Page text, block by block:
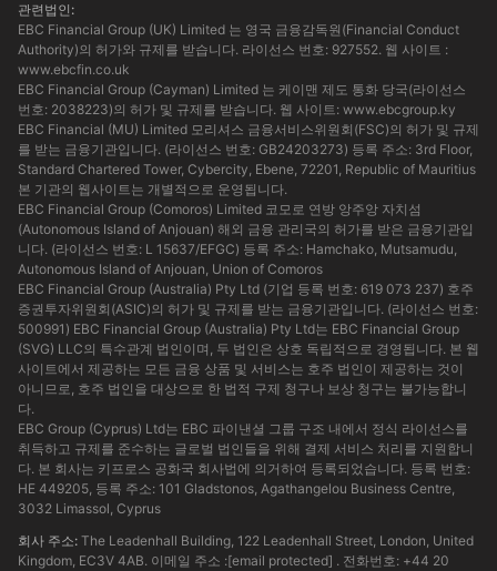
관련법인:
EBC Financial Group (UK) Limited 는 영국 금융감독원(Financial Conduct
Authority)의 허가와 규제를 받습니다. 라이선스 번호: 927552. 웹 사이트 :
www.ebcfin.co.uk
EBC Financial Group (Cayman) Limited 는 케이맨 제도 통화 당국(라이선스
번호: 2038223)의 허가 및 규제를 받습니다. 웹 사이트: www.ebcgroup.ky
EBC Financial (MU) Limited 모리셔스 금융서비스위원회(FSC)의 허가 및 규제
를 받는 금융기관입니다. (라이선스 번호: GB24203273) 등록 주소: 3rd Floor,
Standard Chartered Tower, Cybercity, Ebene, 72201, Republic of Mauritius
본 기관의 웹사이트는 개별적으로 운영됩니다.
EBC Financial Group (Comoros) Limited 코모로 연방 앙주앙 자치섬
(Autonomous Island of Anjouan) 해외 금융 관리국의 허가를 받은 금융기관입
니다. (라이선스 번호: L 15637/EFGC) 등록 주소: Hamchako, Mutsamudu,
Autonomous Island of Anjouan, Union of Comoros
EBC Financial Group (Australia) Pty Ltd (기업 등록 번호: 619 073 237) 호주
증권투자위원회(ASIC)의 허가 및 규제를 받는 금융기관입니다. (라이선스 번호:
500991) EBC Financial Group (Australia) Pty Ltd는 EBC Financial Group
(SVG) LLC의 특수관계 법인이며, 두 법인은 상호 독립적으로 경영됩니다. 본 웹
사이트에서 제공하는 모든 금융 상품 및 서비스는 호주 법인이 제공하는 것이
아니므로, 호주 법인을 대상으로 한 법적 구제 청구나 보상 청구는 불가능합니
다.
EBC Group (Cyprus) Ltd는 EBC 파이낸셜 그룹 구조 내에서 정식 라이선스를
취득하고 규제를 준수하는 글로벌 법인들을 위해 결제 서비스 처리를 지원합니
다. 본 회사는 키프로스 공화국 회사법에 의거하여 등록되었습니다. 등록 번호:
HE 449205, 등록 주소: 101 Gladstonos, Agathangelou Business Centre,
3032 Limassol, Cyprus
회사 주소: The Leadenhall Building, 122 Leadenhall Street, London, United
Kingdom, EC3V 4AB. 이메일 주소 :[email protected] . 전화번호: +44 20